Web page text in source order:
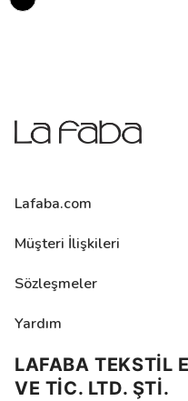
Lafaba.com
Müşteri İlişkileri
Sözleşmeler
Yardım
LAFABA TEKSTİL
VE TİC. LTD. ŞTİ.